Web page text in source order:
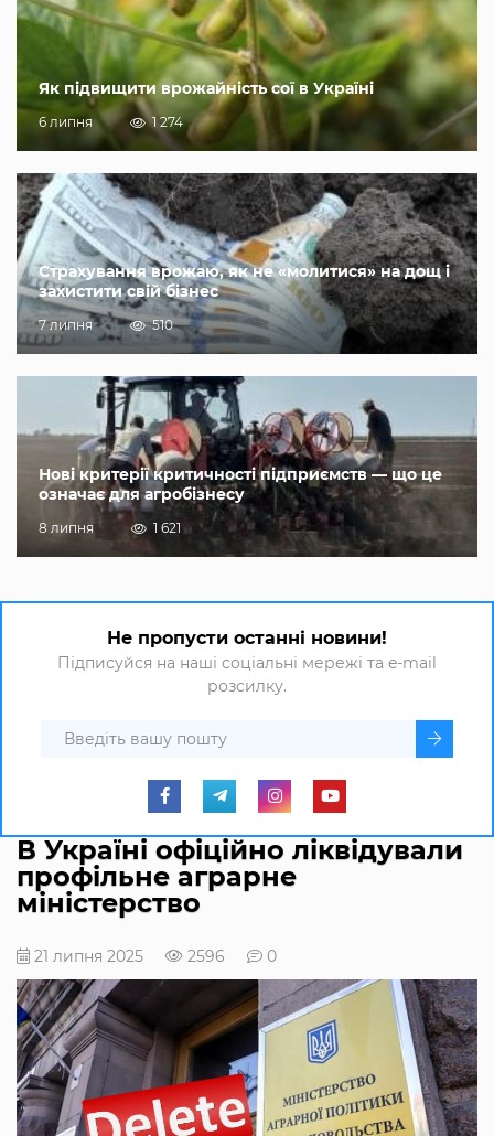
Як підвищити врожайність сої в Україні
6 липня 1 274
Страхування врожаю, як не «молитися» на дощ і
захистити свій бізнес
7 липня 510
Нові критерії критичності підприємств — що це
означає для агробізнесу
8 липня 1 621
Не пропусти останні новини!
Підписуйся на наші соціальні мережі та e-mail
розсилку.
В Україні офіційно ліквідували
профільне аграрне
міністерство
21 липня 2025 2596 0